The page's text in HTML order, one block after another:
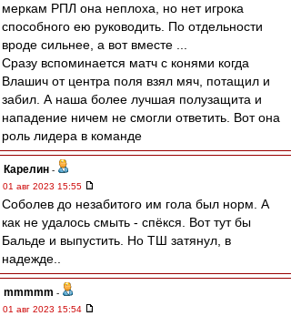
меркам РПЛ она неплоха, но нет игрока
способного ею руководить. По отдельности
вроде сильнее, а вот вместе ...
Сразу вспоминается матч с конями когда
Влашич от центра поля взял мяч, потащил и
забил. А наша более лучшая полузащита и
нападение ничем не смогли ответить. Вот она
роль лидера в команде
Карелин -
01 авг 2023 15:55
Соболев до незабитого им гола был норм. А
как не удалось смыть - спёкся. Вот тут бы
Бальде и выпустить. Но ТШ затянул, в
надежде..
mmmmm -
01 авг 2023 15:54